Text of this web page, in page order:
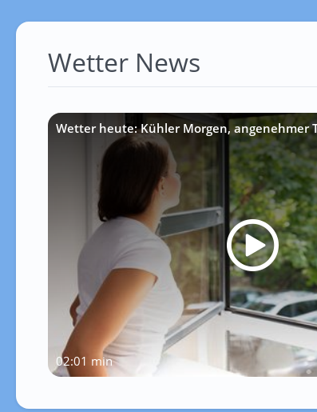
Wetter News
Wetter heute: Kühler Morgen, angenehmer
02:01 min